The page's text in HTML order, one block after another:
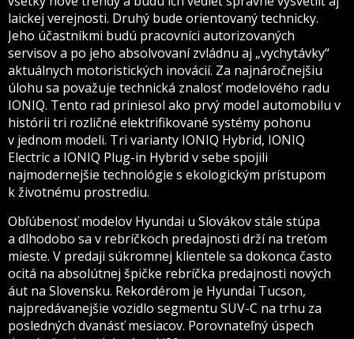
laickej verejnosti. Druhý bude orientovaný technicky.
Jeho účastníkmi budú pracovníci autorizovaných
servisov a po jeho absolvovaní zvládnu aj „vychytávky“
aktuálnych motoristických inovácií. Za najnáročnejšiu
úlohu sa považuje technická znalosť modelového radu
IONIQ. Tento rad priniesol ako prvý model automobilu v
histórii tri rozličné elektrifikované systémy pohonu
v jednom modeli. Tri varianty IONIQ Hybrid, IONIQ
Electric a IONIQ Plug-in Hybrid v sebe spojili
najmodernejšie technológie s ekologickým prístupom
k životnému prostrediu.
Obľúbenosť modelov Hyundai u Slovákov stále stúpa
a dlhodobo sa v rebríčkoch predajnosti drží na treťom
mieste. V predaji súkromnej klientele sa dokonca často
ocitá na absolútnej špičke rebríčka predajnosti nových
áut na Slovensku. Rekordérom je Hyundai Tucson,
najpredávanejšie vozidlo segmentu SUV-C na trhu za
posledných dvanásť mesiacov. Porovnateľný úspech